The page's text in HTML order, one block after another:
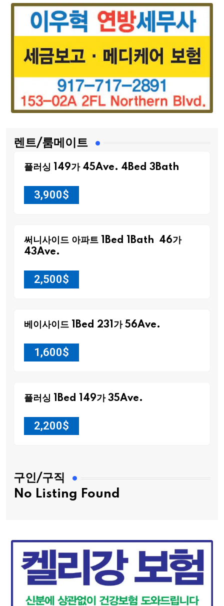
렌트/룸메이트
플러싱 149가 45Ave. 4Bed 3Bath
3,900$
써니사이드 아파트 1Bed 1Bath 46가
43Ave.
2,500$
베이사이드 1Bed 231가 56Ave.
1,600$
플러싱 1Bed 149가 35Ave.
2,200$
구인/구직
No Listing Found